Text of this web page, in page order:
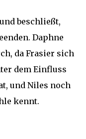
beschließt,
Daphne
da Frasier sich
dem Einfluss
und Niles noch
kennt.